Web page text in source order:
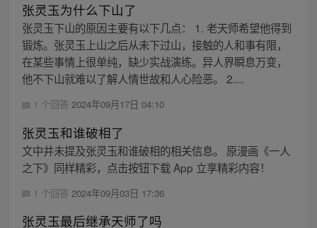
张灵玉为什么下山了
张灵玉下山的原因主要有以下几点： 1. 老天师希望他得到
锻炼。张灵玉上山之后从未下过山，接触的人和事有限，
在某些事情上很单纯，缺少实战演练。异人界瞬息万变，
他不下山就难以了解人情世故和人心险恶。 2....
1 个回答 2024年09月17日 04:10
张灵玉和谁破相了
文中并未提及张灵玉和谁破相的相关信息。 原漫画《一人
之下》同样精彩，点击按钮下载 App 立享精彩内容！
1 个回答 2024年09月03日 17:36
张灵玉最后继承天师了吗